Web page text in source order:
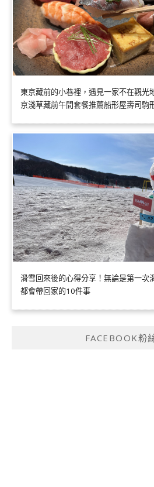
東京藏前的小巷裡，遇見一家不在觀光
京淺草藏前午間套餐推薦船形屋壽司駒
滑雪回來後的心得分享！無論是第一次
都會帶回家的10件事
FACEBOOK粉